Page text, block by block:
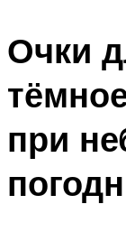
Очки
при